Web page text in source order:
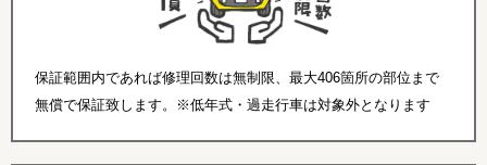
保証範囲内であれば修理回数は無制限、最大406箇所の部位まで
無償で保証致します。※低年式・過走行車は対象外となります